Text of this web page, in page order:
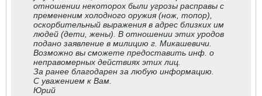
отношении некоторох были угрозы расправы с
премененим холодного оружия (нож, топор),
оскорбительный выражения в адрес близких им
людей (дети, жены). В отношении этих уродов
подано заявление в милицию г. Микашевичи.
Возможно вы сможете предоставить инф. о
неправомерных действиях этих лиц.
За ранее благодарен за любую информацию.
С уважением к Вам.
Юрий